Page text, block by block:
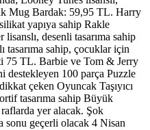
Mug Bardak: 59,95 TL. Harry
yapıya sahip Rakle
desenli tasarıma sahip
sahip, çocuklar için
75 TL. Barbie ve Tom & Jerry
destekleyen 100 parça Puzzle
çeken Oyuncak Taşıyıcı
tasarıma sahip Büyük
yer alacak. Şok
sonu geçerli olacak 4 Nisan